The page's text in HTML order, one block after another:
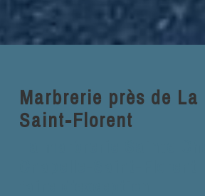
Marbrerie près de La
Saint-Florent